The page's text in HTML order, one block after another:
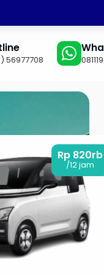
56977708
Rp 820rb
/12 jam